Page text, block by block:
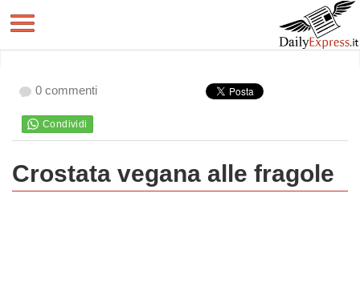
0 commenti
Crostata vegana alle fragole